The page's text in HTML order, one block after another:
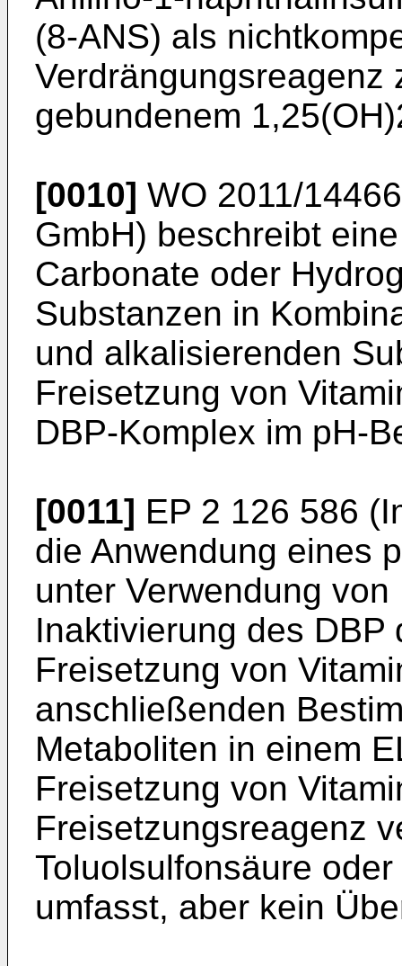
(8-ANS) als
Verdrängungsreagenz
gebundenem
[0010] WO 2011/
GmbH) beschreibt
Carbonate oder
Substanzen in
und alkalisierenden
Freisetzung von
DBP-Komplex im pH-
[0011] EP 2 126 586
die Anwendung eines
unter Verwendung
Inaktivierung des
Freisetzung von
anschließenden
Metaboliten in einem
Freisetzung von
Freisetzungsreagenz
Toluolsulfonsäure
umfasst, aber kein